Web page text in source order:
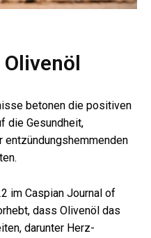
betonen die positiven
die Gesundheit,
im Caspian Journal of
dass Olivenöl das
darunter Herz-